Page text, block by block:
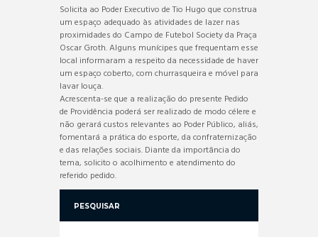
Solicita ao Poder Executivo de Tio Hugo que construa
um espaço adequado às atividades de lazer nas
proximidades do Campo de Futebol Society da Praça
Oscar Groth. Alguns munícipes que frequentam esse
local informaram a respeito da necessidade de haver
um espaço coberto, com churrasqueira e móvel para
lavar louça.
Acrescenta-se que a realização do presente Pedido
de Providência poderá ser realizado de modo célere e
não gerará custos relevantes ao Poder Público, aliás,
fomentará a prática do esporte, da confraternização
e das relações sociais. Diante da importância do
tema, solicito o acolhimento e atendimento do
referido pedido.
PESQUISAR